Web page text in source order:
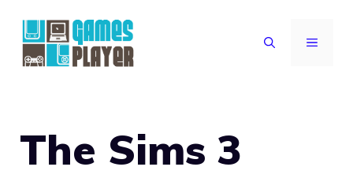
contenuto
MENU
The Sims 3